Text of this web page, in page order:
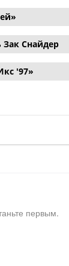
Снайдер
'97»
первым.